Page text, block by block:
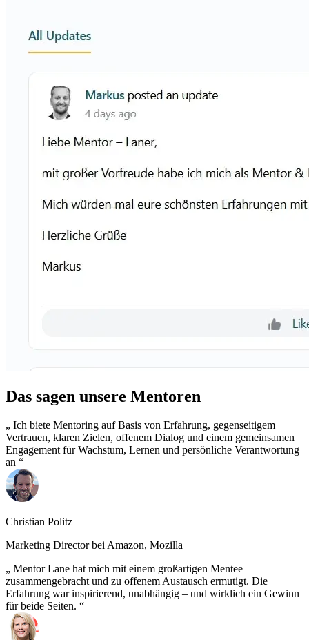
Das sagen unsere Mentoren
Ich biete Mentoring auf Basis von Erfahrung, gegenseitigem
Vertrauen, klaren Zielen, offenem Dialog und einem gemeinsamen
Engagement für Wachstum, Lernen und persönliche Verantwortung
an
Christian Politz
Marketing Director bei Amazon, Mozilla
Mentor Lane hat mich mit einem großartigen Mentee
zusammengebracht und zu offenem Austausch ermutigt. Die
Erfahrung war inspirierend, unabhängig – und wirklich ein Gewinn
für beide Seiten.